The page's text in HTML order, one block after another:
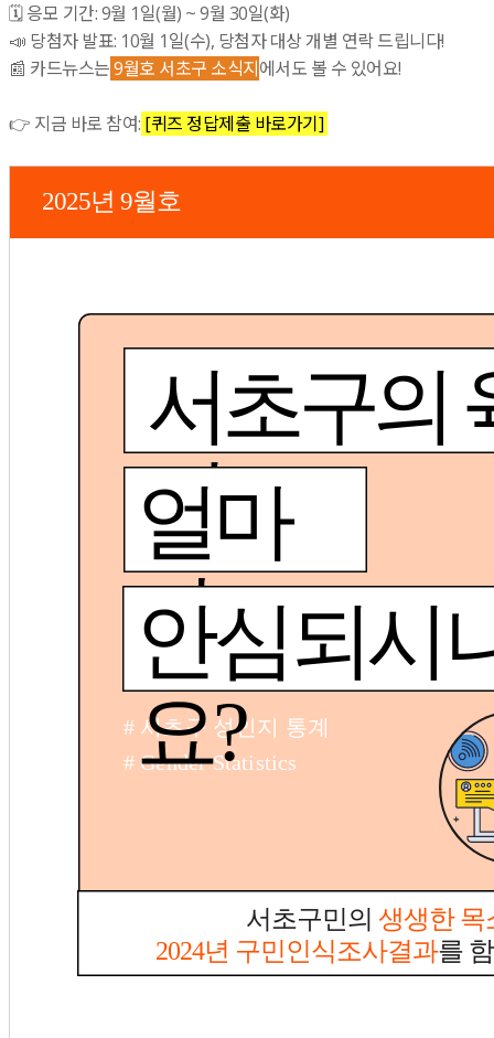
🗓️ 응모 기간: 9월 1일(월) ~ 9월 30일(화)
📣 당첨자 발표: 10월 1일(수), 당첨자 대상 개별 연락 드립니다!
📰 카드뉴스는9월호 서초구 소식지에서도 볼 수 있어요!
👉 지금 바로 참여: [퀴즈 정답제출 바로가기]